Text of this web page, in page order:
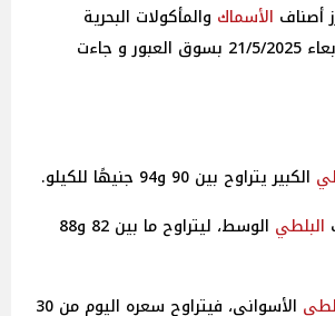
أصناف الأسماك والمأكولات البحرية
و جاءت
الكبير يتراوح بين 90 و94 جنيهًا للكيلو.
البلطي
الوسط، ليتراوح ما بين 82 و88
الأسواني، فيتراوح سعره اليوم من 30